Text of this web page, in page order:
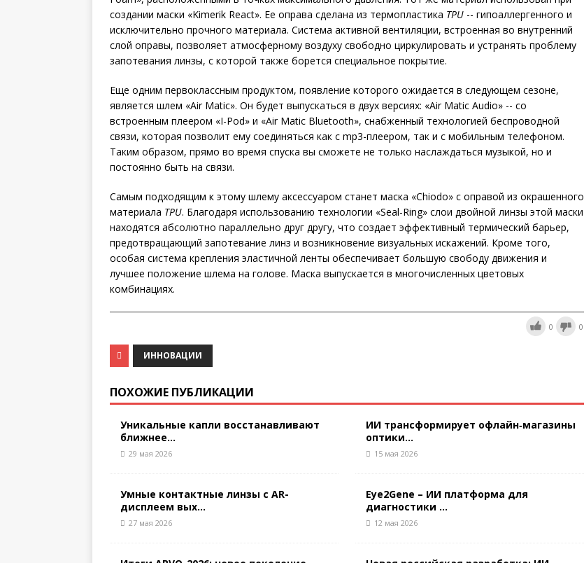
создании маски «Kimerik React». Ее оправа сделана из термопластика TPU -- гипоаллергенного и
исключительно прочного материала. Система активной вентиляции, встроенная во внутренний
слой оправы, позволяет атмосферному воздуху свободно циркулировать и устранять проблему
запотевания линзы, с которой также борется специальное покрытие.
Еще одним первоклассным продуктом, появление которого ожидается в следующем сезоне,
является шлем «Air Matic». Он будет выпускаться в двух версиях: «Air Matic Audio» -- со
встроенным плеером «I-Pod» и «Air Matic Bluetooth», снабженный технологией беспроводной
связи, которая позволит ему соединяться как с mp3-плеером, так и с мобильным телефоном.
Таким образом, прямо во время спуска вы сможете не только наслаждаться музыкой, но и
постоянно быть на связи.
Самым подходящим к этому шлему аксессуаром станет маска «Chiodo» с оправой из окрашенного
материала TPU. Благодаря использованию технологии «Seal-Ring» слои двойной линзы этой маски
находятся абсолютно параллельно друг другу, что создает эффективный термический барьер,
предотвращающий запотевание линз и возникновение визуальных искажений. Кроме того,
особая система крепления эластичной ленты обеспечивает большую свободу движения и
лучшее положение шлема на голове. Маска выпускается в многочисленных цветовых
комбинациях.
0 0
ИННОВАЦИИ
ПОХОЖИЕ ПУБЛИКАЦИИ
Уникальные капли восстанавливают
ближнее...
29 мая 2026
Умные контактные линзы с AR-
дисплеем вых...
27 мая 2026
ИИ трансформирует офлайн‑магазины
оптики...
15 мая 2026
Eye2Gene – ИИ платформа для
диагностики ...
12 мая 2026